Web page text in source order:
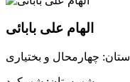
الهام علی بابائی
استان: چهارمحال و بختیاری